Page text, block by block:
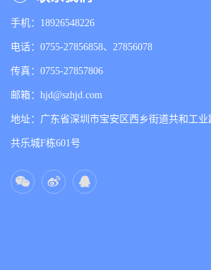
手机：18926548226
电话：0755-27856858、27856078
传真：0755-27857806
邮箱：hjd@szhjd.com
地址：广东省深圳市宝安区西乡街道共和工业
共乐城F栋601号